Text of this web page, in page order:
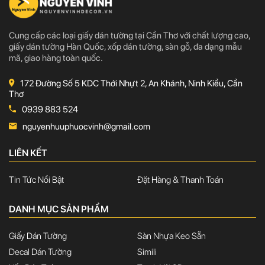
Cung cấp các loại giấy dán tường tại Cần Thơ với chất lượng cao,
giấy dán tường Hàn Quốc, xốp dán tường, sàn gỗ, đa dạng mẫu
mã, giao hàng toàn quốc.
172 Đường Số 5 KDC Thới Nhựt 2, An Khánh, Ninh Kiều, Cần
Thơ
0939 883 524
nguyenhuuphuocvinh@gmail.com
LIÊN KẾT
Tin Tức Nổi Bật Đặt Hàng & Thanh Toán
DANH MỤC SẢN PHẨM
Giấy Dán Tường
Decal Dán Tường
Sàn Nhựa Keo Sẵn
Simili